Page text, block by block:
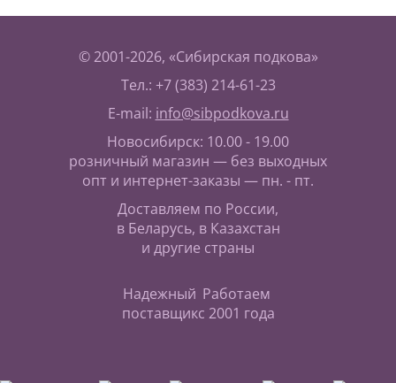
© 2001-2026, «Сибирская подкова»
Тел.: +7 (383) 214-61-23
E-mail: info@sibpodkova.ru
Новосибирск: 10.00 - 19.00
розничный магазин — без выходных
опт и интернет-заказы — пн. - пт.
Доставляем по России,
в Беларусь, в Казахстан
и другие страны
Надежный
поставщик
Работаем
с 2001 года